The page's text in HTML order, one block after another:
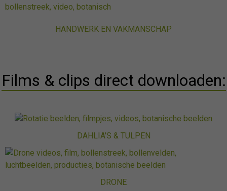
HANDWERK EN VAKMANSCHAP
Films & clips direct downloaden:
DAHLIA'S & TULPEN
DRONE